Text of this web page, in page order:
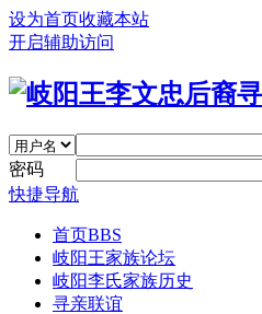
设为首页收藏本站
开启辅助访问
密码
快捷导航
首页BBS
岐阳王家族论坛
岐阳李氏家族历史
寻亲联谊